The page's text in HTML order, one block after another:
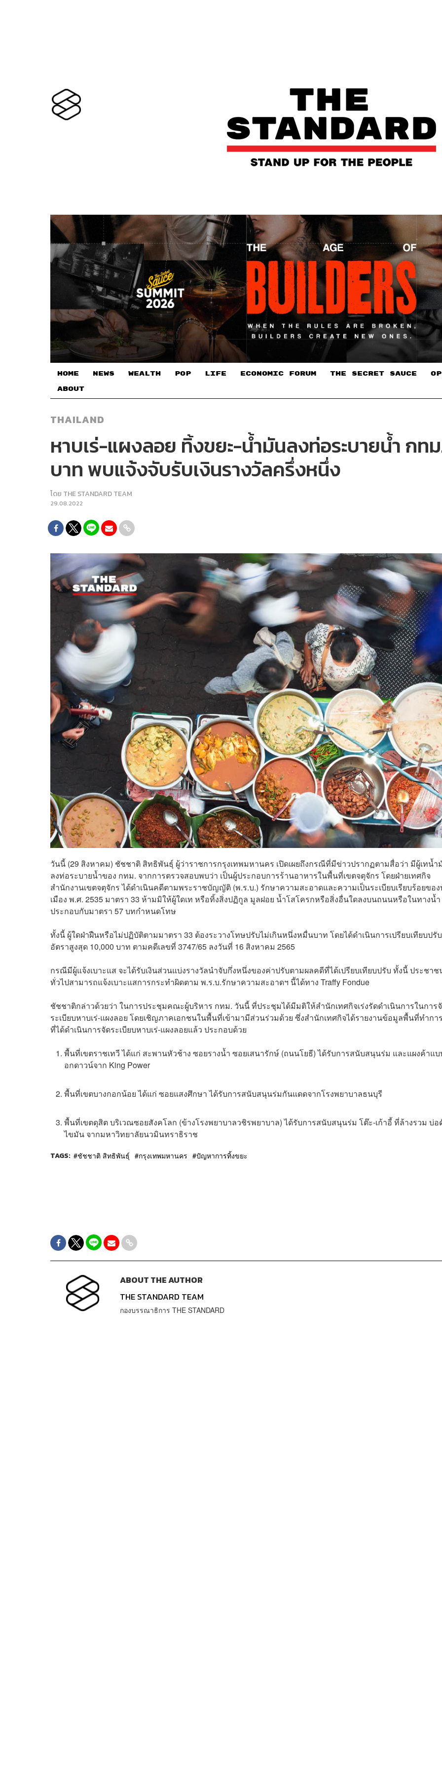
HOME NEWS WEALTH POP LIFE ECONOMIC FORUM THE SECRET SAUCE​
ABOUT
THAILAND
หาบเร่-แผงลอย ทิ้งขยะ-น้ำมันลงท่อระบายน้ำ ก
บาท พบแจ้งจับรับเงินรางวัลครึ่งหนึ่ง
โดย THE STANDARD TEAM
29.08.2022
วันนี้ (29 สิงหาคม) ชัชชาติ สิทธิพันธุ์ ผู้ว่าราชการกรุงเทพมหานคร เปิดเผยถึงกรณีที่มีข่าวปรากฏตามสื่อว่า มีผู้เทน้ำ
ลงท่อระบายน้ำของ กทม. จากการตรวจสอบพบว่า เป็นผู้ประกอบการร้านอาหารในพื้นที่เขตจตุจักร โดยฝ่ายเทศกิจ
สำนักงานเขตจตุจักร ได้ดำเนินคดีตามพระราชบัญญัติ (พ.ร.บ.) รักษาความสะอาดและความเป็นระเบียบเรียบร้อยขอ
เมือง พ.ศ. 2535 มาตรา 33 ห้ามมิให้ผู้ใดเท หรือทิ้งสิ่งปฏิกูล มูลฝอย น้ำโสโครกหรือสิ่งอื่นใดลงบนถนนหรือในทางน้ำ
ประกอบกับมาตรา 57 บทกำหนดโทษ
ทั้งนี้ ผู้ใดฝ่าฝืนหรือไม่ปฏิบัติตามมาตรา 33 ต้องระวางโทษปรับไม่เกินหนึ่งหมื่นบาท โดยได้ดำเนินการเปรียบเทียบปรั
อัตราสูงสุด 10,000 บาท ตามคดีเลขที่ 3747/65 ลงวันที่ 16 สิงหาคม 2565
กรณีมีผู้แจ้งเบาะแส จะได้รับเงินส่วนแบ่งรางวัลนำจับกึ่งหนึ่งของค่าปรับตามผลคดีที่ได้เปรียบเทียบปรับ ทั้งนี้ ประชาช
ทั่วไปสามารถแจ้งเบาะแสการกระทำผิดตาม พ.ร.บ.รักษาความสะอาดฯ นี้ได้ทาง Traffy Fondue
ชัชชาติกล่าวด้วยว่า ในการประชุมคณะผู้บริหาร กทม. วันนี้ ที่ประชุมได้มีมติให้สำนักเทศกิจเร่งรัดดำเนินการในการ
ระเบียบหาบเร่-แผงลอย โดยเชิญภาคเอกชนในพื้นที่เข้ามามีส่วนร่วมด้วย ซึ่งสำนักเทศกิจได้รายงานข้อมูลพื้นที่ทำกา
ที่ได้ดำเนินการจัดระเบียบหาบเร่-แผงลอยแล้ว ประกอบด้วย
พื้นที่เขตราชเทวี ได้แก่ สะพานหัวช้าง ซอยรางน้ำ ซอยเสนารักษ์ (ถนนโยธี) ได้รับการสนับสนุนร่ม และแผงค้าแ
อกดาวน์จาก King Power
พื้นที่เขตบางกอกน้อย ได้แก่ ซอยแสงศึกษา ได้รับการสนับสนุนร่มกันแดดจากโรงพยาบาลธนบุรี
พื้นที่เขตดุสิต บริเวณซอยสังคโลก (ข้างโรงพยาบาลวชิรพยาบาล) ได้รับการสนับสนุนร่ม โต๊ะ-เก้าอี้ ที่ล้างรวม บ่อ
ไขมัน จากมหาวิทยาลัยนวมินทราธิราช
TAGS: ชัชชาติ สิทธิพันธุ์ กรุงเทพมหานคร ปัญหาการทิ้งขยะ
ABOUT THE AUTHOR
THE STANDARD TEAM
กองบรรณาธิการ THE STANDARD